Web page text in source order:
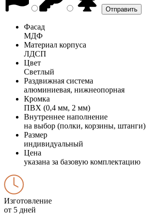
Фасад
МДФ
Материал корпуса
ЛДСП
Цвет
Светлый
Раздвижная система
алюминиевая, нижнеопорная
Кромка
ПВХ (0,4 мм, 2 мм)
Внутреннее наполнение
на выбор (полки, корзины, штанги)
Размер
индивидуальный
Цена
указана за базовую комплектацию
Изготовление
от 5 дней